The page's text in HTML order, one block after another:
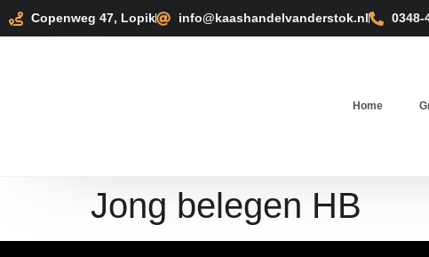
Copenweg 47, Lopik info@kaashandelvanderstok.nl 0348-
Home
Jong belegen HB